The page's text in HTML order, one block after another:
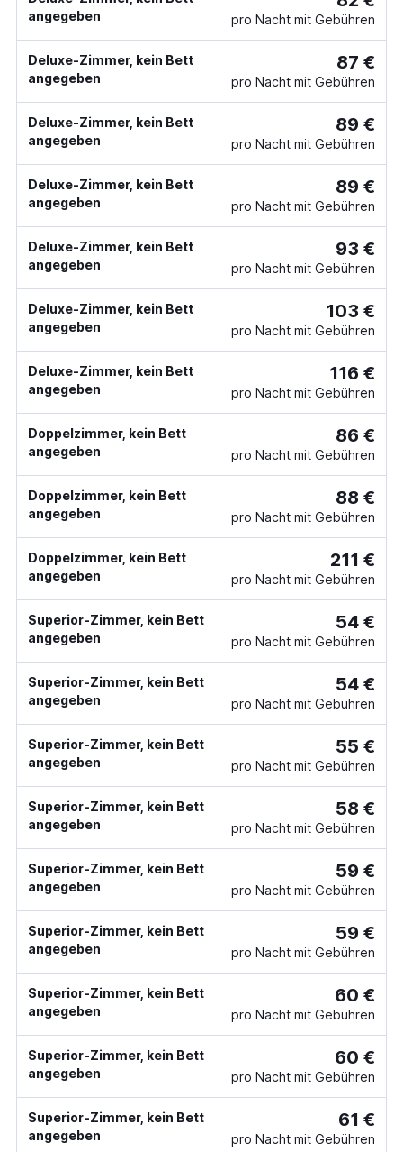
angegeben
pro Nacht mit Gebühren
Deluxe-Zimmer, kein Bett
angegeben
87 €
pro Nacht mit Gebühren
Deluxe-Zimmer, kein Bett
angegeben
89 €
pro Nacht mit Gebühren
Deluxe-Zimmer, kein Bett
angegeben
89 €
pro Nacht mit Gebühren
Deluxe-Zimmer, kein Bett
angegeben
93 €
pro Nacht mit Gebühren
Deluxe-Zimmer, kein Bett
angegeben
103 €
pro Nacht mit Gebühren
Deluxe-Zimmer, kein Bett
angegeben
116 €
pro Nacht mit Gebühren
Doppelzimmer, kein Bett
angegeben
86 €
pro Nacht mit Gebühren
Doppelzimmer, kein Bett
angegeben
88 €
pro Nacht mit Gebühren
Doppelzimmer, kein Bett
angegeben
211 €
pro Nacht mit Gebühren
Superior-Zimmer, kein Bett
angegeben
54 €
pro Nacht mit Gebühren
Superior-Zimmer, kein Bett
angegeben
54 €
pro Nacht mit Gebühren
Superior-Zimmer, kein Bett
angegeben
55 €
pro Nacht mit Gebühren
Superior-Zimmer, kein Bett
angegeben
58 €
pro Nacht mit Gebühren
Superior-Zimmer, kein Bett
angegeben
59 €
pro Nacht mit Gebühren
Superior-Zimmer, kein Bett
angegeben
59 €
pro Nacht mit Gebühren
Superior-Zimmer, kein Bett
angegeben
60 €
pro Nacht mit Gebühren
Superior-Zimmer, kein Bett
angegeben
60 €
pro Nacht mit Gebühren
Superior-Zimmer, kein Bett
angegeben
61 €
pro Nacht mit Gebühren